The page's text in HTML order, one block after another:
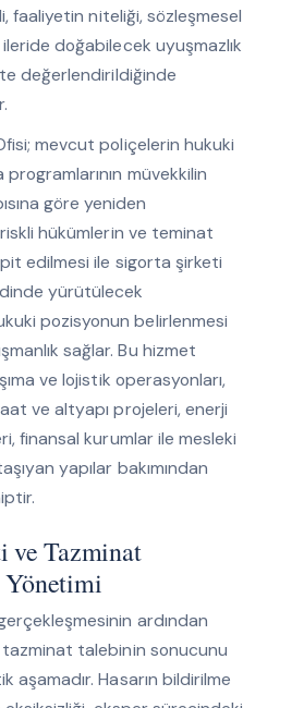
faaliyetin niteliği, sözleşmesel
doğabilecek uyuşmazlık
değerlendirildiğinde
mevcut poliçelerin hukuki
müvekkilin
göre yeniden
riskli hükümlerin ve teminat
edilmesi ile sigorta şirketi
yürütülecek
pozisyonun belirlenmesi
sağlar. Bu hizmet
ve lojistik operasyonları,
ve altyapı projeleri, enerji
finansal kurumlar ile mesleki
yapılar bakımından
ve Tazminat
ardından
talebinin sonucunu
aşamadır. Hasarın bildirilme